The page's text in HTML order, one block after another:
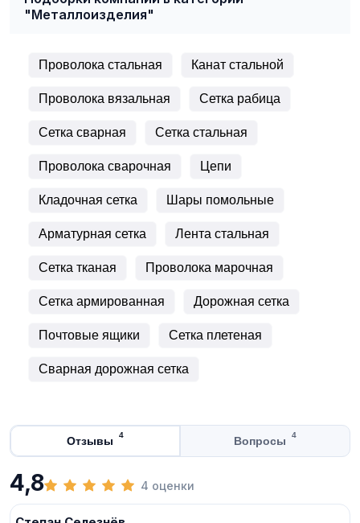
"Металлоизделия"
Проволока стальная Канат стальной
Проволока вязальная Сетка рабица
Сетка сварная Сетка стальная
Проволока сварочная Цепи
Кладочная сетка Шары помольные
Арматурная сетка Лента стальная
Сетка тканая Проволока марочная
Сетка армированная Дорожная сетка
Почтовые ящики Сетка плетеная
Сварная дорожная сетка
Отзывы 4 Вопросы 4
4,8 4 оценки